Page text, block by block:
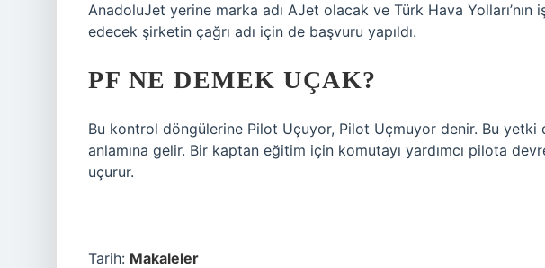
AnadoluJet yerine marka adı AJet olacak ve Türk Hava
edecek şirketin çağrı adı için de başvuru yapıldı.
PF NE DEMEK UÇAK?
Bu kontrol döngülerine Pilot Uçuyor, Pilot Uçmuyor denir. Bu yetki
anlamına gelir. Bir kaptan eğitim için komutayı yardımcı pilota
uçurur.
Tarih: Makaleler